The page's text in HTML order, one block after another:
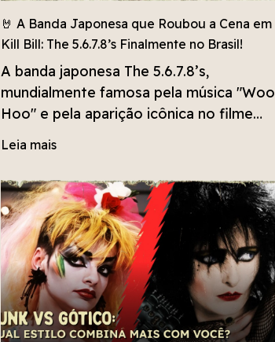
🤘 A Banda Japonesa que Roubou a Cena em
Kill Bill: The 5.6.7.8’s Finalmente no Brasil!
A banda japonesa The 5.6.7.8’s,
mundialmente famosa pela música "Woo
Hoo" e pela aparição icônica no filme
Kill Bill Vol. 1 de Quentin Tarantino,
Brasil em dezembro de 2025. Este texto
explora a história do trio, seu som único
que mistura rockabilly, surf e garage
punk, a descoberta feita por Tarantino
em Tóquio e a relevância de sua
chegada ao país.
Leia mais